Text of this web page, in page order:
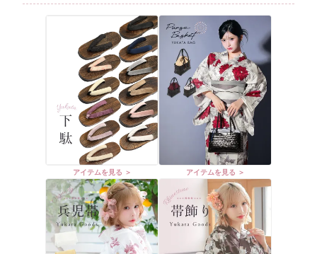
アイテムを見る ＞ アイテムを見る ＞